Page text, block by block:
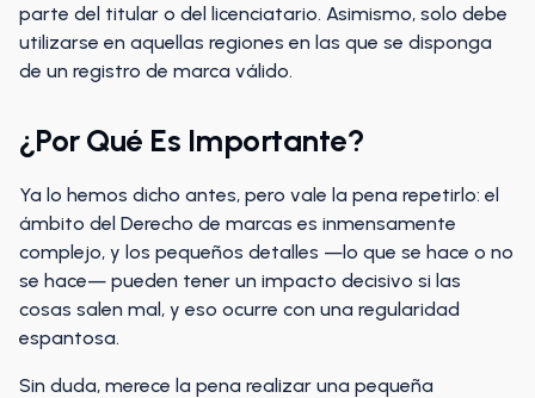
parte del titular o del licenciatario. Asimismo, solo debe
utilizarse en aquellas regiones en las que se disponga
de un registro de marca válido.
¿Por Qué Es Importante?
Ya lo hemos dicho antes, pero vale la pena repetirlo: el
ámbito del Derecho de marcas es inmensamente
complejo, y los pequeños detalles —lo que se hace o no
se hace— pueden tener un impacto decisivo si las
cosas salen mal, y eso ocurre con una regularidad
espantosa.
Sin duda, merece la pena realizar una pequeña